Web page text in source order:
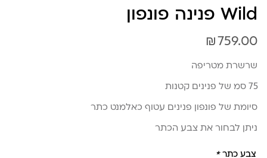
Wild פנינה פונפון
₪ 759.00
שרשרת מטריפה
75 סמ של פנינים קטנות
סיומת של פונפון פנינים עטוף כאלמנט כתר
ניתן לבחור את צבע הכתר
צבע כתר*